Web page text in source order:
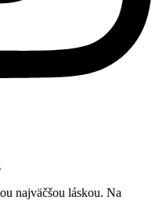
najväčšou láskou. Na